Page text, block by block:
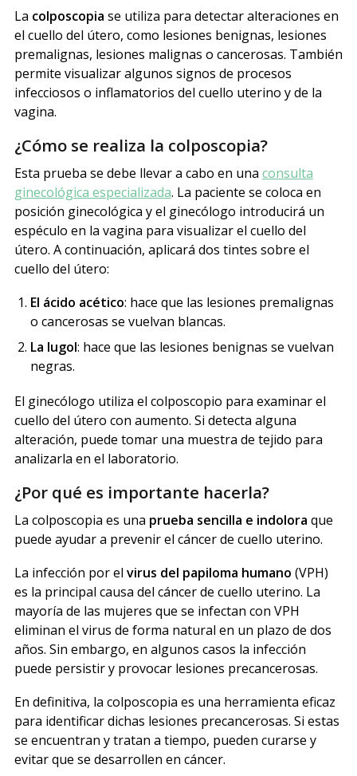
La colposcopia se utiliza para detectar alteraciones en
el cuello del útero, como lesiones benignas, lesiones
premalignas, lesiones malignas o cancerosas. También
permite visualizar algunos signos de procesos
infecciosos o inflamatorios del cuello uterino y de la
vagina.
¿Cómo se realiza la colposcopia?
Esta prueba se debe llevar a cabo en una consulta
ginecológica especializada. La paciente se coloca en
posición ginecológica y el ginecólogo introducirá un
espéculo en la vagina para visualizar el cuello del
útero. A continuación, aplicará dos tintes sobre el
cuello del útero:
El ácido acético: hace que las lesiones premalignas
o cancerosas se vuelvan blancas.
La lugol: hace que las lesiones benignas se vuelvan
negras.
El ginecólogo utiliza el colposcopio para examinar el
cuello del útero con aumento. Si detecta alguna
alteración, puede tomar una muestra de tejido para
analizarla en el laboratorio.
¿Por qué es importante hacerla?
La colposcopia es una prueba sencilla e indolora que
puede ayudar a prevenir el cáncer de cuello uterino.
La infección por el virus del papiloma humano (VPH)
es la principal causa del cáncer de cuello uterino. La
mayoría de las mujeres que se infectan con VPH
eliminan el virus de forma natural en un plazo de dos
años. Sin embargo, en algunos casos la infección
puede persistir y provocar lesiones precancerosas.
En definitiva, la colposcopia es una herramienta eficaz
para identificar dichas lesiones precancerosas. Si estas
se encuentran y tratan a tiempo, pueden curarse y
evitar que se desarrollen en cáncer.